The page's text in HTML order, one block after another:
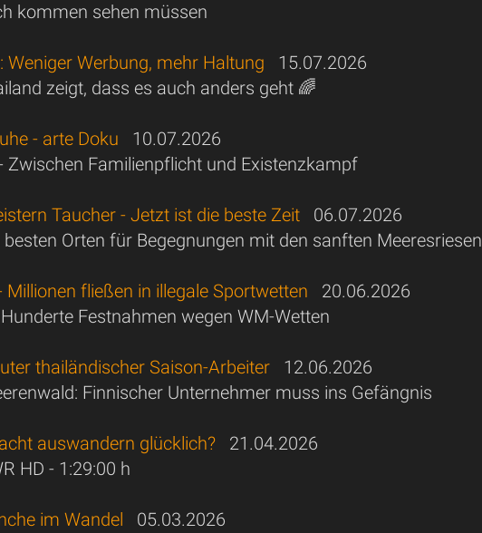
kommen sehen müssen
Weniger Werbung, mehr Haltung 15.07.2026
zeigt, dass es auch anders geht 🌈
- arte Doku 10.07.2026
Zwischen Familienpflicht und Existenzkampf
Taucher - Jetzt ist die beste Zeit 06.07.2026
Orten für Begegnungen mit den sanften Meeresriesen
Millionen fließen in illegale Sportwetten 20.06.2026
Festnahmen wegen WM-Wetten
thailändischer Saison-Arbeiter 12.06.2026
Finnischer Unternehmer muss ins Gefängnis
auswandern glücklich? 21.04.2026
HD - 1:29:00 h
im Wandel 05.03.2026